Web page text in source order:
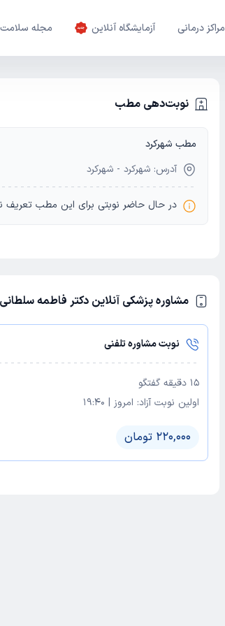
مراکز درمانی آزمایشگاه آنلاین مجله سلامت
نوبت‌دهی مطب
مطب شهرکرد
آدرس: شهرکرد - شهرکرد
در حال حاضر نوبتی برای این مطب تعریف
مشاوره پزشکی آنلاین دکتر فاطمه
نوبت مشاوره تلفنی
15 دقیقه گفتگو
اولین نوبت آزاد: امروز |
19:40
220,000 تومان